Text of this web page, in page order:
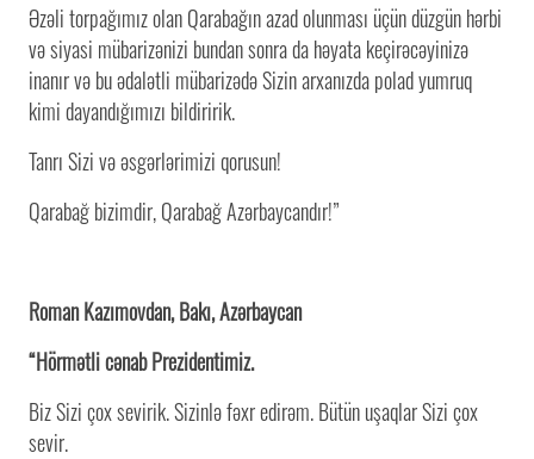
Əzəli torpağımız olan Qarabağın azad olunması üçün düzgün hərbi
və siyasi mübarizənizi bundan sonra da həyata keçirəcəyinizə
inanır və bu ədalətli mübarizədə Sizin arxanızda polad yumruq
kimi dayandığımızı bildiririk.
Tanrı Sizi və əsgərlərimizi qorusun!
Qarabağ bizimdir, Qarabağ Azərbaycandır!”
Roman Kazımovdan, Bakı, Azərbaycan
“Hörmətli cənab Prezidentimiz.
Biz Sizi çox sevirik. Sizinlə fəxr edirəm. Bütün uşaqlar Sizi çox
sevir.